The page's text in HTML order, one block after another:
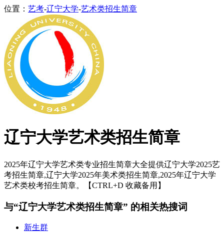
位置： 艺考-辽宁大学-艺术类招生简章
辽宁大学艺术类招生简章
2025年辽宁大学艺术类专业招生简章大全提供辽宁大学2025艺
考招生简章,辽宁大学2025年美术类招生简章,2025年辽宁大学
艺术类校考招生简章。【CTRL+D 收藏备用】
与“辽宁大学艺术类招生简章” 的相关热搜词
新生群